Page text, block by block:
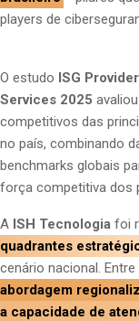
players de
O estudo ISG
Services 2025
competitivos das
no país, combinando
benchmarks globais
força competitiva dos
A ISH Tecnologia foi
quadrantes
cenário nacional.
abordagem
a capacidade de